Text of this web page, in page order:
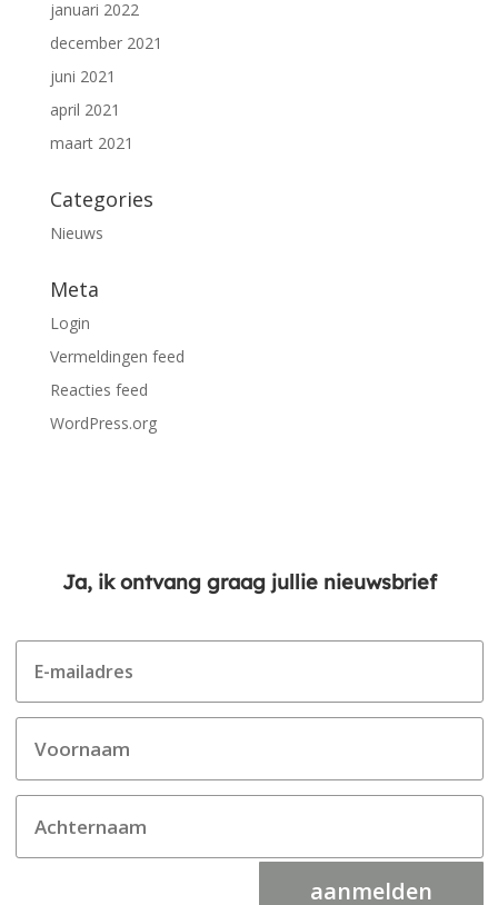
januari 2022
december 2021
juni 2021
april 2021
maart 2021
Categories
Nieuws
Meta
Login
Vermeldingen feed
Reacties feed
WordPress.org
Ja, ik ontvang graag jullie nieuwsbrief
aanmelden